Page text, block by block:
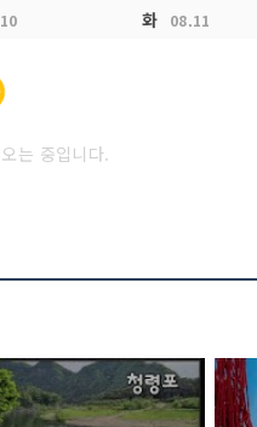
화 08.11
는 중입니다.